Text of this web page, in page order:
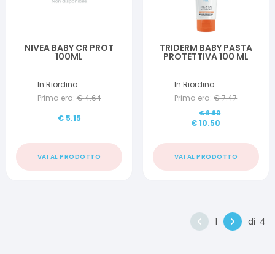
NIVEA BABY CR PROT
100ML
In Riordino
Prima era: €4.64
€ 5.15
VAI AL PRODOTTO
TRIDERM BABY PASTA
PROTETTIVA 100 ML
In Riordino
Prima era: €7.47
€9.90
€10.50
VAI AL PRODOTTO
1 di 4